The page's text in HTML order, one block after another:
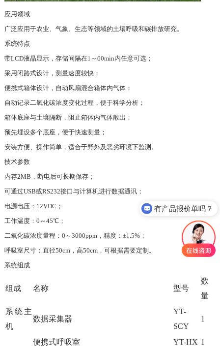
应用领域
广泛应用于农业、气象、生态等领域的土壤呼吸和碳排放研究。
系统特点
带LCD液晶显示，存储间隔在1～60min内任意可选；
采用闭路式设计，测量速度较快；
便携式箱体设计，自动风扇混合箱体内气体；
自动记录二氧化碳浓度变化过程，便于科学分析；
箱体底座与土壤隔断，阻止箱体内气体散出；
预先埋设多个底座，便于快速测量；
安装方便、操作简单，适合于野外及恶劣环境下监测。
技术参数
内存2MB，断电后可长期保存；
可通过USB或RS232接口与计算机进行数据通讯；
电源电压：12VDC；
工作温度：0～45℃；
二氧化碳浓度量程：0～3000ppm，精度：±1.5%；
呼吸室尺寸：直径50cm，高50cm，可根据需要定制。
系统组成
组成 名称 型号
数
量
系统主
机
数据采集器
YT-
SCY
1
便携式呼吸室 YT-HX 1
有产品报价单吗？